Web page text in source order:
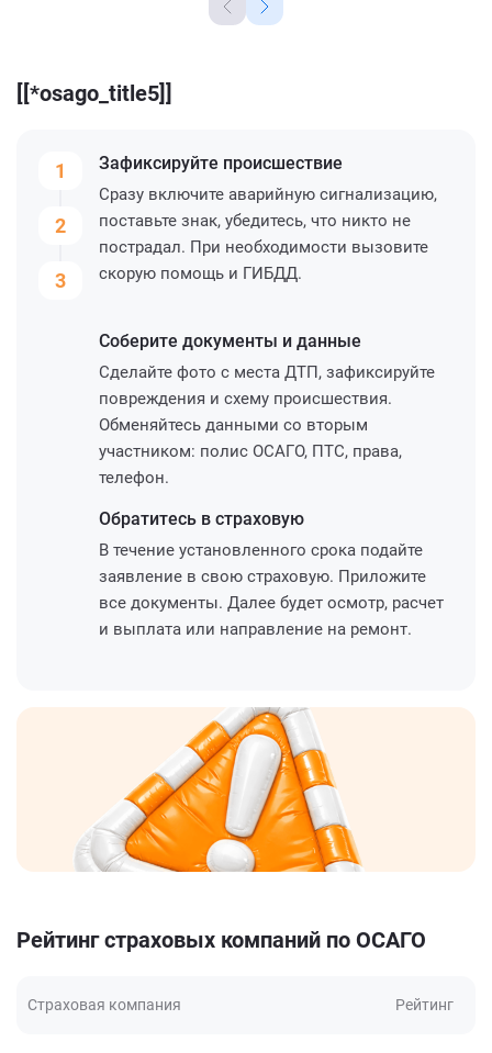
[[*osago_title5]]
1
2
3
Зафиксируйте происшествие
Сразу включите аварийную сигнализацию,
поставьте знак, убедитесь, что никто не
пострадал. При необходимости вызовите
скорую помощь и ГИБДД.
Соберите документы и данные
Сделайте фото с места ДТП, зафиксируйте
повреждения и схему происшествия.
Обменяйтесь данными со вторым
участником: полис ОСАГО, ПТС, права,
телефон.
Обратитесь в страховую
В течение установленного срока подайте
заявление в свою страховую. Приложите
все документы. Далее будет осмотр, расчет
и выплата или направление на ремонт.
Рейтинг страховых компаний по ОСАГО
Страховая компания Рейтинг